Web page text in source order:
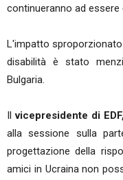
continueranno ad essere
L'impatto
disabilità è stato
Bulgaria.
Ilvicepresidente di
alla sessione sulla
progettazione della
amici in Ucraina non